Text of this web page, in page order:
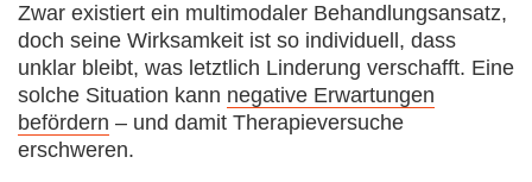
Zwar existiert ein multimodaler Behandlungsansatz,
doch seine Wirksamkeit ist so individuell, dass
unklar bleibt, was letztlich Linderung verschafft. Eine
solche Situation kann negative Erwartungen
befördern – und damit Therapieversuche
erschweren.